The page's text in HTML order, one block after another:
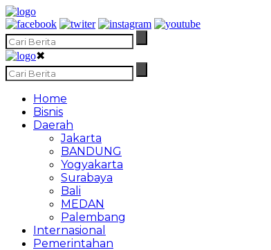
✖
Home
Bisnis
Daerah
Jakarta
BANDUNG
Yogyakarta
Surabaya
Bali
MEDAN
Palembang
Internasional
Pemerintahan